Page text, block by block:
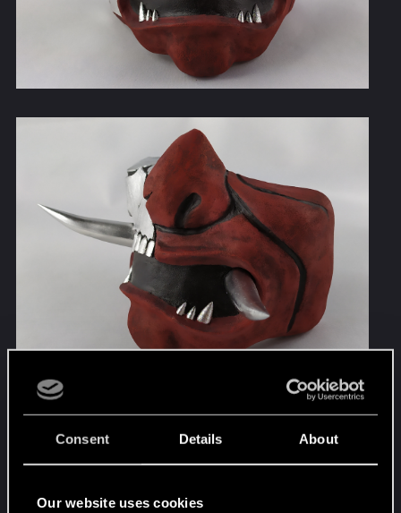
Consent Details About
Our website uses cookies